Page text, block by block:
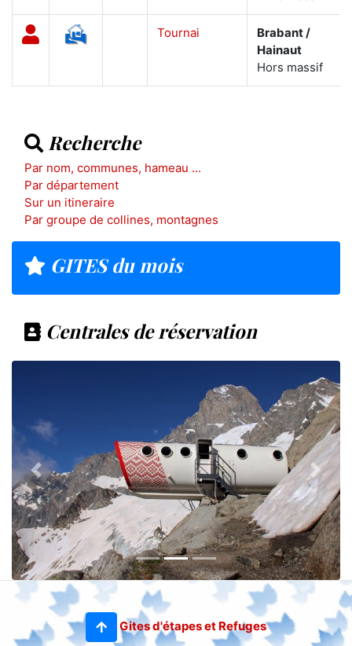
Tournai
Brabant /
Hainaut
Hors massif
Recherche
Par nom, communes, hameau ...
Par département
Sur un itineraire
Par groupe de collines, montagnes
GITES du mois
Centrales de réservation
Gites d'étapes et Refuges